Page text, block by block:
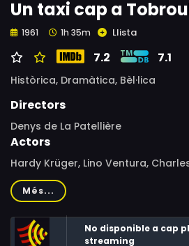
Un taxi cap a
1961 1h 35m Llista
7.2 7.1
Històrica, Dramàtica, Bèl·lica
Directors
Denys de La Patellière
Actors
Hardy Krüger, Lino Ventura,
Biraud, Germán Cobos
Més...
No disponible a cap
streaming